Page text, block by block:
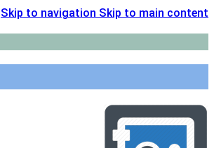
Skip to navigationSkip to main content